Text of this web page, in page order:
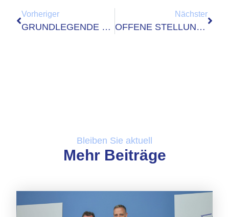
Vorheriger
GRUNDLEGENDE REFORMEN FÜR DIE DIGITALISIERUNG NOTWENDIG
Nächster
OFFENE STELLUNGNAHME DES DATABUND VOM 26.08.2020 ZU:
Bleiben Sie aktuell
Mehr Beiträge